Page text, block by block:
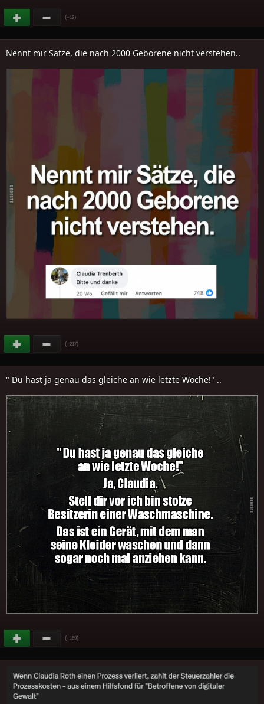
(+12)
Nennt mir Sätze, die nach 2000 Geborene nicht verstehen..
(+217)
" Du hast ja genau das gleiche an wie letzte Woche!" ..
(+169)